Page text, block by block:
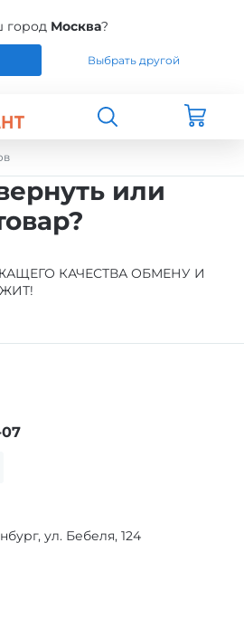
город Москва?
Выбрать другой
ЛЕЧЕНИЕ
ШИНЫ, КЛАММЕРА
КОМПОЗИТОВ Б/
ОРТОПЕДИЯ,
/С/
И
ТЕХНИКА
или
КАЧЕСТВА ОБМЕНУ И
ул. Бебеля, 124